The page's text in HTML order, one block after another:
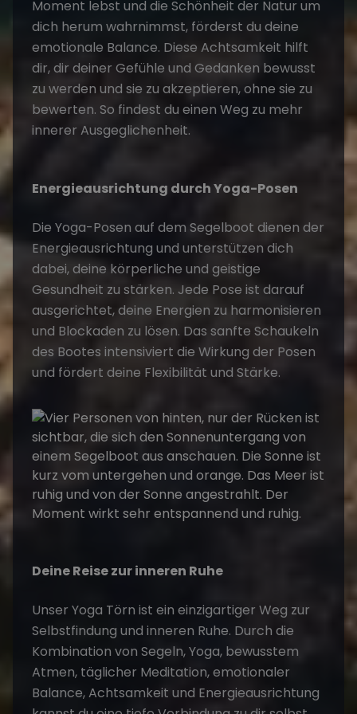
Moment lebst und die Schönheit der Natur um
dich herum wahrnimmst, förderst du deine
emotionale Balance. Diese Achtsamkeit hilft
dir, dir deiner Gefühle und Gedanken bewusst
zu werden und sie zu akzeptieren, ohne sie zu
bewerten. So findest du einen Weg zu mehr
innerer Ausgeglichenheit.
Energieausrichtung durch Yoga-Posen
Die Yoga-Posen auf dem Segelboot dienen der
Energieausrichtung und unterstützen dich
dabei, deine körperliche und geistige
Gesundheit zu stärken. Jede Pose ist darauf
ausgerichtet, deine Energien zu harmonisieren
und Blockaden zu lösen. Das sanfte Schaukeln
des Bootes intensiviert die Wirkung der Posen
und fördert deine Flexibilität und Stärke.
Deine Reise zur inneren Ruhe
Unser Yoga Törn ist ein einzigartiger Weg zur
Selbstfindung und inneren Ruhe. Durch die
Kombination von Segeln, Yoga, bewusstem
Atmen, täglicher Meditation, emotionaler
Balance, Achtsamkeit und Energieausrichtung